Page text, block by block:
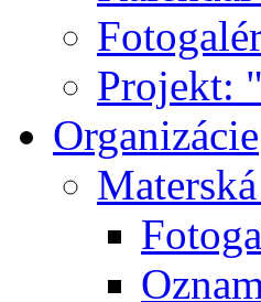
Projekt:
Organizácie